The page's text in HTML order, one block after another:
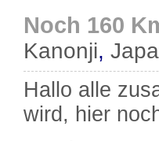
Noch 160
Kanonji,
Hallo alle
wird, hier